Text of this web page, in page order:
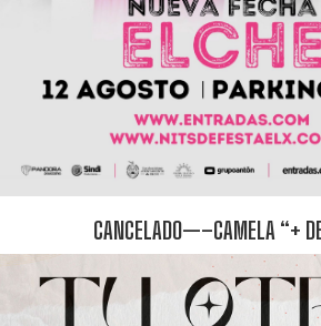
CANCELADO—–CAMELA “+